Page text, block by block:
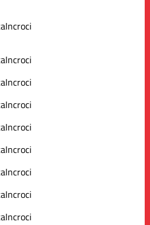
Incroci
Incroci
Incroci
Incroci
Incroci
Incroci
Incroci
Incroci
Incroci